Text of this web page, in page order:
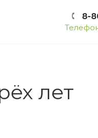
8-
лет